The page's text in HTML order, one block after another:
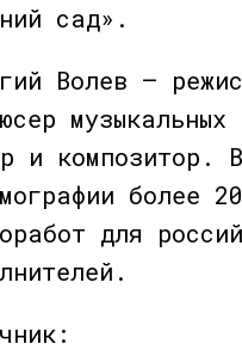
сад».
Волев —
музыкальных
и композитор.
более
для